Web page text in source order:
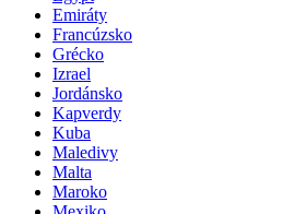
Emiráty
Francúzsko
Grécko
Izrael
Jordánsko
Kapverdy
Kuba
Maledivy
Malta
Maroko